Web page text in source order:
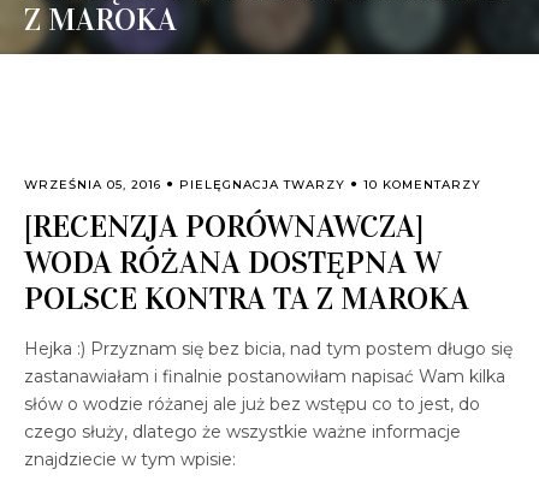
Z MAROKA
WRZEŚNIA 05, 2016 PIELĘGNACJA TWARZY 10 KOMENTARZY
[RECENZJA PORÓWNAWCZA]
WODA RÓŻANA DOSTĘPNA W
POLSCE KONTRA TA Z MAROKA
Hejka :) Przyznam się bez bicia, nad tym postem długo się
zastanawiałam i finalnie postanowiłam napisać Wam kilka
słów o wodzie różanej ale już bez wstępu co to jest, do
czego służy, dlatego że wszystkie ważne informacje
znajdziecie w tym wpisie: